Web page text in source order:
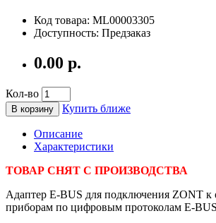
Код товара: ML00003305
Доступность: Предзаказ
0.00 р.
Кол-во
В корзину Купить ближе
Описание
Характеристики
ТОВАР СНЯТ С ПРОИЗВОДСТВА
Адаптер E-BUS для подключения ZONT к
приборам по цифровым протоколам E-